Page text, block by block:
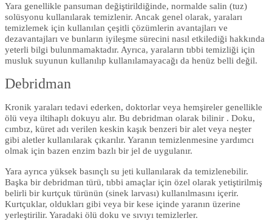
Yara genellikle pansuman değiştirildiğinde, normalde salin (tuz)
solüsyonu kullanılarak temizlenir. Ancak genel olarak, yaraları
temizlemek için kullanılan çeşitli çözümlerin avantajları ve
dezavantajları ve bunların iyileşme sürecini nasıl etkilediği hakkında
yeterli bilgi bulunmamaktadır. Ayrıca, yaraların tıbbi temizliği için
musluk suyunun kullanılıp kullanılamayacağı da henüz belli değil.
Debridman
Kronik yaraları tedavi ederken, doktorlar veya hemşireler genellikle
ölü veya iltihaplı dokuyu alır. Bu debridman olarak bilinir . Doku,
cımbız, küret adı verilen keskin kaşık benzeri bir alet veya neşter
gibi aletler kullanılarak çıkarılır. Yaranın temizlenmesine yardımcı
olmak için bazen enzim bazlı bir jel de uygulanır.
Yara ayrıca yüksek basınçlı su jeti kullanılarak da temizlenebilir.
Başka bir debridman türü, tıbbi amaçlar için özel olarak yetiştirilmiş
belirli bir kurtçuk türünün (sinek larvası) kullanılmasını içerir.
Kurtçuklar, oldukları gibi veya bir kese içinde yaranın üzerine
yerleştirilir. Yaradaki ölü doku ve sıvıyı temizlerler.